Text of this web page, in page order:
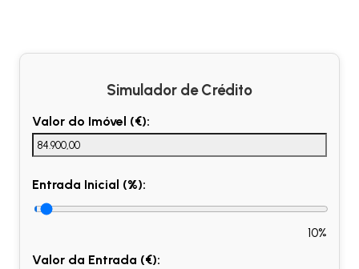
Simulador de Crédito
Valor do Imóvel (€):
Entrada Inicial (%):
10%
Valor da Entrada (€):